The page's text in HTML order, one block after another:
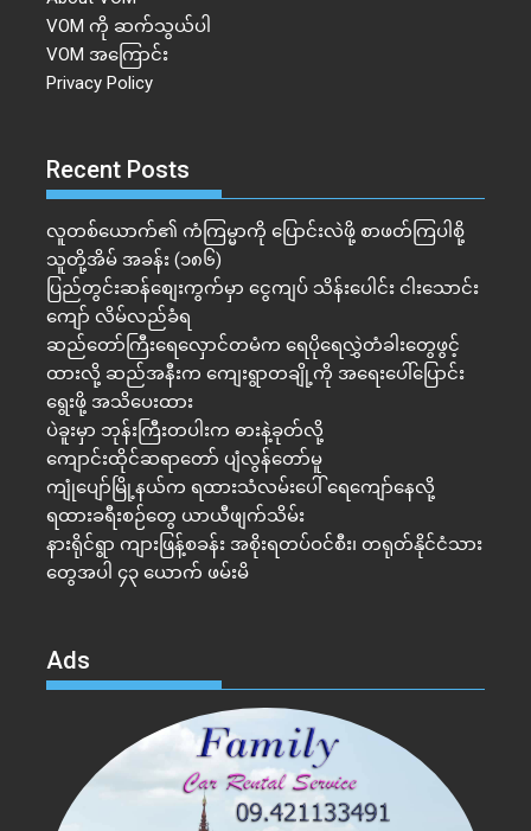
VOM ကို ဆက်သွယ်ပါ
VOM အကြောင်း
Privacy Policy
Recent Posts
လူတစ်ယောက်၏ ကံကြမ္မာကို ပြောင်းလဲဖို့ စာဖတ်ကြပါစို့
သူတို့အိမ် အခန်း (၁၈၆)
ပြည်တွင်းဆန်စျေးကွက်မှာ ငွေကျပ် သိန်းပေါင်း ငါး​သောင်း
ကျော် လိမ်လည်ခံရ
ဆည်တော်ကြီးရေလှောင်တမံက ရေပိုရေလွှဲတံခါးတွေဖွင့်
ထားလို့ ဆည်အနီးက ကျေးရွာတချို့ကို အရေးပေါ်ပြောင်း
ရွေးဖို့ အသိပေးထား
ပဲခူးမှာ ဘုန်းကြီးတပါးက ဓားနဲ့ခုတ်လို့
ကျောင်းထိုင်ဆရာတော် ပျံလွန်တော်မူ
ကျုံပျော်မြို့နယ်က ရထားသံလမ်းပေါ် ရေကျော်နေလို့
ရထားခရီးစဉ်တွေ ယာယီဖျက်သိမ်း
နားရိုင်ရွာ ကျားဖြန့်စခန်း အစိုးရတပ်ဝင်စီး၊ တရုတ်နိုင်ငံသား
တွေအပါ ၄၃ ယောက် ဖမ်းမိ
Ads